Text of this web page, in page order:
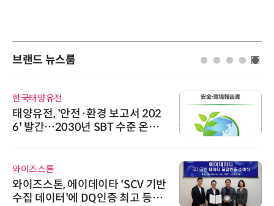
브랜드 뉴스룸
한국태양유전
태양유전, '안전·환경 보고서 202
6' 발간…2030년 SBT 수준 온실
와이즈스톤
와이즈스톤, 에이데이타 'SCV 기반
수집 데이터'에 DQ인증 최고 등급